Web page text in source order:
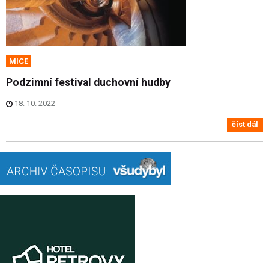
MICE
Podzimní festival duchovní hudby
18. 10. 2022
číst dál